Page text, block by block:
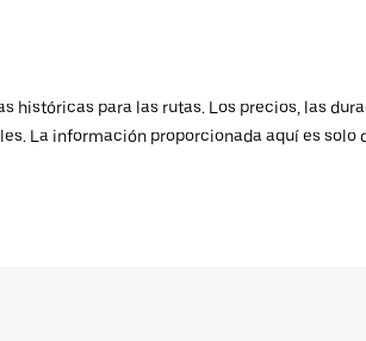
para las rutas. Los precios, las
La información proporcionada aquí es solo